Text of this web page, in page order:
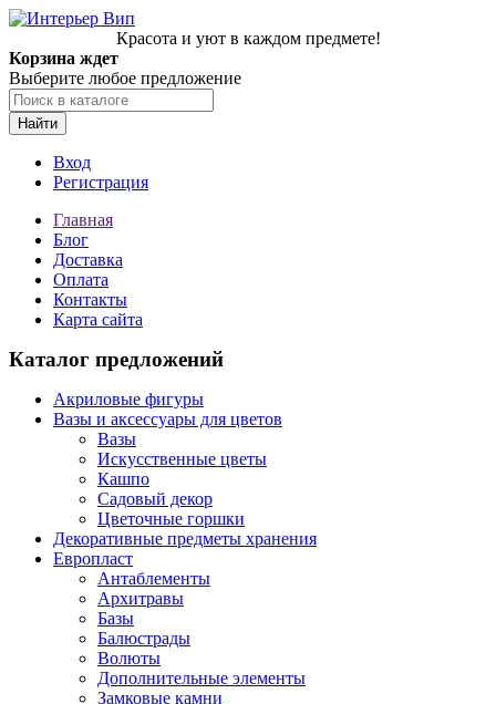
Красота и уют в каждом предмете!
Корзина ждет
Выберите любое предложение
Найти
Вход
Регистрация
Главная
Блог
Доставка
Оплата
Контакты
Карта сайта
Каталог предложений
Акриловые фигуры
Вазы и аксессуары для цветов
Вазы
Искусственные цветы
Кашпо
Садовый декор
Цветочные горшки
Декоративные предметы хранения
Европласт
Антаблементы
Архитравы
Базы
Балюстрады
Волюты
Дополнительные элементы
Замковые камни